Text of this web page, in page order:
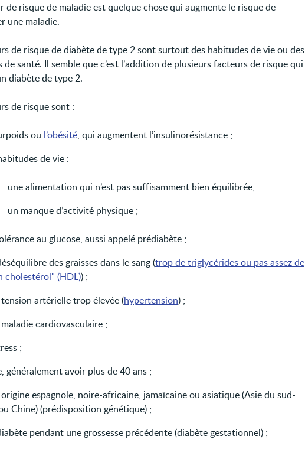
de risque de maladie est quelque chose qui augmente le risque de
une maladie.
de risque de diabète de type 2 sont surtout des habitudes de vie ou des
de santé. Il semble que c’est l’addition de plusieurs facteurs de risque qui
diabète de type 2.
de risque sont :
ou l’obésité, qui augmentent l’insulinorésistance ;
de vie :
une alimentation qui n’est pas suffisamment bien équilibrée,
un manque d’activité physique ;
au glucose, aussi appelé prédiabète ;
des graisses dans le sang (trop de triglycérides ou pas assez de
cholestérol" (HDL)) ;
artérielle trop élevée (hypertension) ;
cardiovasculaire ;
;
généralement avoir plus de 40 ans ;
espagnole, noire-africaine, jamaïcaine ou asiatique (Asie du sud-
Chine) (prédisposition génétique) ;
pendant une grossesse précédente (diabète gestationnel) ;